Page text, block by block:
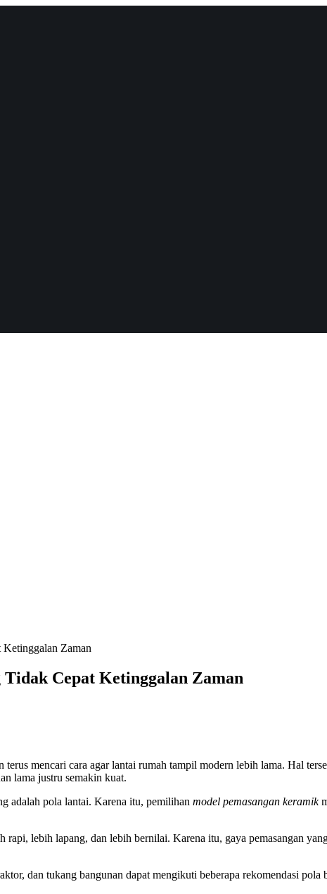
Cepat Ketinggalan Zaman
mencari cara agar lantai rumah tampil modern lebih lama. Hal
lama justru semakin kuat.
adalah pola lantai. Karena itu, pemilihan model pemasangan keramik
lebih lapang, dan lebih bernilai. Karena itu, gaya pemasangan
dan tukang bangunan dapat mengikuti beberapa rekomendasi pola